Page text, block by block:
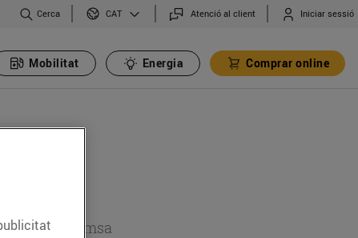
Cerca CAT Atenció al client Iniciar sessió
Mobilitat Energia Comprar online
de premsa